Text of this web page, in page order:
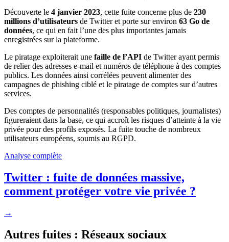
Découverte le 4 janvier 2023, cette fuite concerne plus de 230
millions d’utilisateurs de Twitter et porte sur environ 63 Go de
données, ce qui en fait l’une des plus importantes jamais
enregistrées sur la plateforme.
Le piratage exploiterait une faille de l’API de Twitter ayant permis
de relier des adresses e-mail et numéros de téléphone à des comptes
publics. Les données ainsi corrélées peuvent alimenter des
campagnes de phishing ciblé et le piratage de comptes sur d’autres
services.
Des comptes de personnalités (responsables politiques, journalistes)
figureraient dans la base, ce qui accroît les risques d’atteinte à la vie
privée pour des profils exposés. La fuite touche de nombreux
utilisateurs européens, soumis au RGPD.
Analyse complète
Twitter : fuite de données massive,
comment protéger votre vie privée ?
→
Autres fuites : Réseaux sociaux